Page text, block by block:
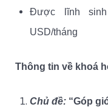
Được lĩnh
USD/tháng
Thông tin về khoá
Chủ đề: “Góp